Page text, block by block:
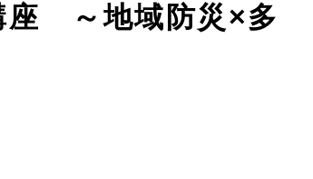
座 ～地域防災×多